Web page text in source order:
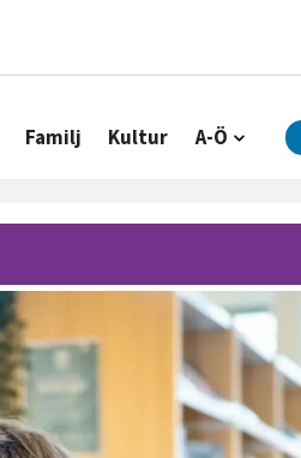
Familj Kultur A-Ö